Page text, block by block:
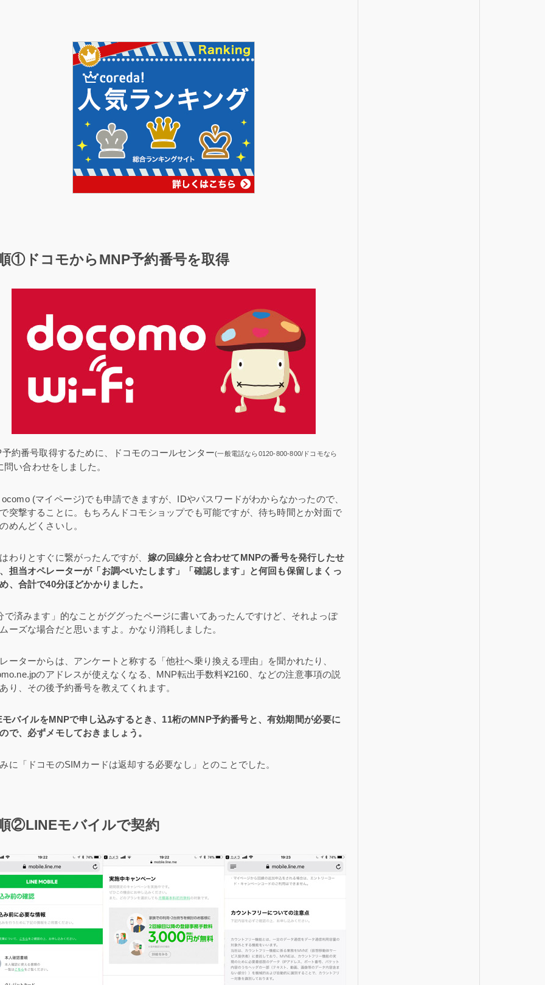
①ドコモからMNP予約番号を取得
約番号取得するために、ドコモのコールセンター(一般電話なら0120-800-800/ドコモなら
問い合わせをしました。
(マイページ)でも申請できますが、IDやパスワードがわからなかったので、
突撃することに。もちろんドコモショップでも可能ですが、待ち時間とか対面で
めんどくさいし。
わりとすぐに繋がったんですが、 嫁の回線分と合わせてMNPの番号を発行したせ
担当オペレーターが「お調べいたします」「確認します」と何回も保留しまくっ
、合計で40分ほどかかりました。
で済みます」的なことがググったページに書いてあったんですけど、それよっぽ
ーズな場合だと思いますよ。かなり消耗しました。
ーターからは、アンケートと称する「他社へ乗り換える理由」を聞かれたり、
のアドレスが使えなくなる、MNP転出手数料¥2160、などの注意事項の説
り、その後予約番号を教えてくれます。
バイルをMNPで申し込みするとき、11桁のMNP予約番号と、有効期間が必要に
で、必ずメモしておきましょう。
に「ドコモのSIMカードは返却する必要なし」とのことでした。
②LINEモバイルで契約